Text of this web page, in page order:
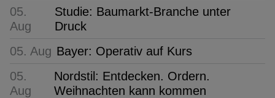
05.
Aug
Studie: Baumarkt-Branche unter
Druck
05. Aug Bayer: Operativ auf Kurs
05.
Aug
Nordstil: Entdecken. Ordern.
Weihnachten kann kommen